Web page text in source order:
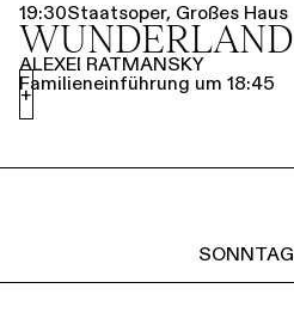
19:30Staatsoper, Großes Haus
WUNDERLAND
ALEXEI RATMANSKY
Familieneinführung um 18:45
+
SONNTAG